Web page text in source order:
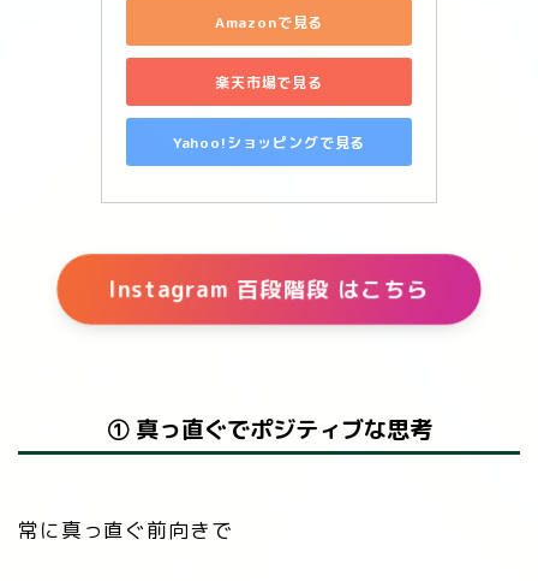
Amazonで見る
楽天市場で見る
Yahoo!ショッピングで見る
Instagram 百段階段 はこちら
① 真っ直ぐでポジティブな思考
常に真っ直ぐ前向きで